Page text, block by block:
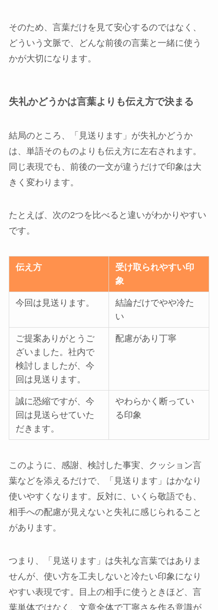
そのため、言葉だけを見て安心するのではなく、
どういう文脈で、どんな前後の言葉と一緒に使う
かが大切になります。
失礼かどうかは言葉よりも伝え方で決まる
結局のところ、「見送ります」が失礼かどうか
は、単語そのものよりも伝え方に左右されます。
同じ表現でも、前後の一文が違うだけで印象は大
きく変わります。
たとえば、次の2つを比べると違いがわかりやすい
です。
伝え方
受け取られやすい印
象
今回は見送ります。
結論だけでやや冷た
い
ご提案ありがとうご
ざいました。社内で
検討しましたが、今
回は見送ります。
配慮があり丁寧
誠に恐縮ですが、今
回は見送らせていた
だきます。
やわらかく断ってい
る印象
このように、感謝、検討した事実、クッション言
葉などを添えるだけで、「見送ります」はかなり
使いやすくなります。反対に、いくら敬語でも、
相手への配慮が見えないと失礼に感じられること
があります。
つまり、「見送ります」は失礼な言葉ではありま
せんが、使い方を工夫しないと冷たい印象になり
やすい表現です。目上の相手に使うときほど、言
葉単体ではなく、文章全体で丁寧さを作る意識が